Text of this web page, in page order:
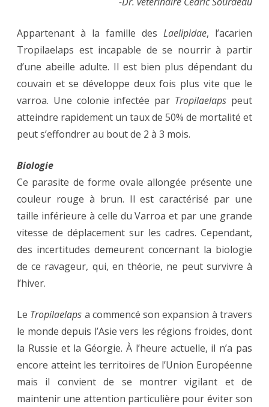
Appartenant à la famille des Laelipidae, l’acarien
Tropilaelaps est incapable de se nourrir à partir
d’une abeille adulte. Il est bien plus dépendant du
couvain et se développe deux fois plus vite que le
varroa. Une colonie infectée par Tropilaelaps peut
atteindre rapidement un taux de 50% de mortalité et
peut s’effondrer au bout de 2 à 3 mois.
Biologie
Ce parasite de forme ovale allongée présente une
couleur rouge à brun. Il est caractérisé par une
taille inférieure à celle du Varroa et par une grande
vitesse de déplacement sur les cadres. Cependant,
des incertitudes demeurent concernant la biologie
de ce ravageur, qui, en théorie, ne peut survivre à
l’hiver.
Le Tropilaelaps a commencé son expansion à travers
le monde depuis l’Asie vers les régions froides, dont
la Russie et la Géorgie. À l’heure actuelle, il n’a pas
encore atteint les territoires de l’Union Européenne
mais il convient de se montrer vigilant et de
maintenir une attention particulière pour éviter son